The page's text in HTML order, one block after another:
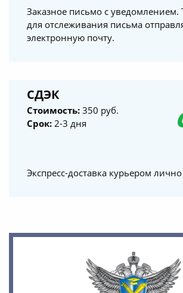
Заказное письмо с уведомлением.
для отслеживания письма
электронную почту.
СДЭК
Стоимость: 350 руб.
Срок: 2-3 дня
Экспресс-доставка курьером